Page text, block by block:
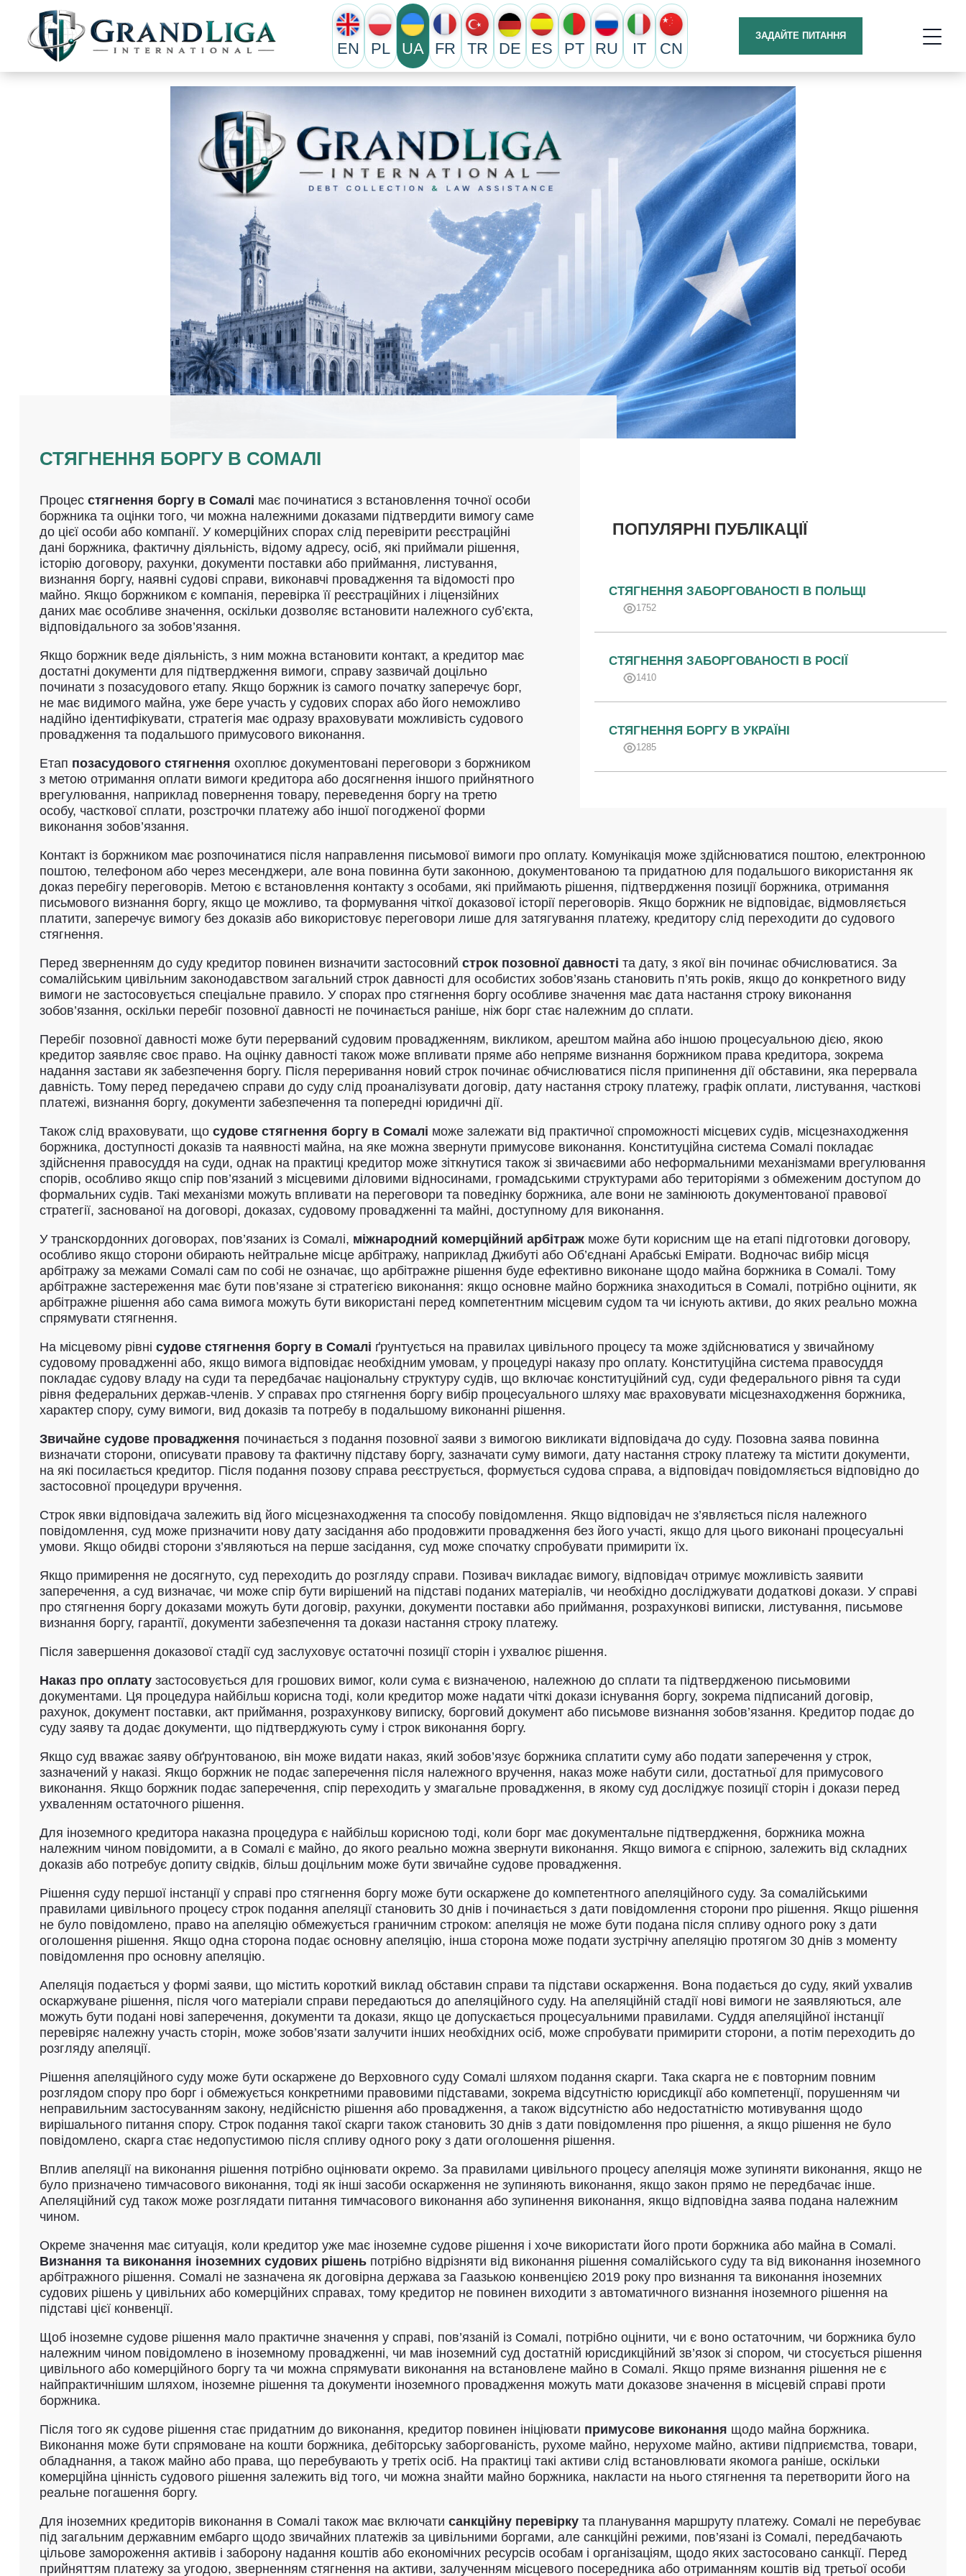
EN PL UA FR TR DE ES PT RU IT CN
ЗАДАЙТЕ ПИТАННЯ
ПОПУЛЯРНІ ПУБЛІКАЦІЇ
СТЯГНЕННЯ ЗАБОРГОВАНОСТІ В ПОЛЬЩІ
1752
СТЯГНЕННЯ ЗАБОРГОВАНОСТІ В РОСІЇ
1410
СТЯГНЕННЯ БОРГУ В УКРАЇНІ
1285
СТЯГНЕННЯ БОРГУ В СОМАЛІ
Процесстягнення боргу в Сомалі має починатися з встановлення точної особи
боржника та оцінки того, чи можна належними доказами підтвердити вимогу саме
до цієї особи або компанії. У комерційних спорах слід перевірити реєстраційні
дані боржника, фактичну діяльність, відому адресу, осіб, які приймали рішення,
історію договору, рахунки, документи поставки або приймання, листування,
визнання боргу, наявні судові справи, виконавчі провадження та відомості про
майно. Якщо боржником є компанія, перевірка її реєстраційних і ліцензійних
даних має особливе значення, оскільки дозволяє встановити належного суб’єкта,
відповідального за зобов’язання.
Якщо боржник веде діяльність, з ним можна встановити контакт, а кредитор має
достатні документи для підтвердження вимоги, справу зазвичай доцільно
починати з позасудового етапу. Якщо боржник із самого початку заперечує борг,
не має видимого майна, уже бере участь у судових спорах або його неможливо
надійно ідентифікувати, стратегія має одразу враховувати можливість судового
провадження та подальшого примусового виконання.
Етап позасудового стягнення охоплює документовані переговори з боржником
з метою отримання оплати вимоги кредитора або досягнення іншого прийнятного
врегулювання, наприклад повернення товару, переведення боргу на третю
особу, часткової сплати, розстрочки платежу або іншої погодженої форми
виконання зобов’язання.
Контакт із боржником має розпочинатися після направлення письмової вимоги про оплату. Комунікація може здійснюватися поштою, електронною
поштою, телефоном або через месенджери, але вона повинна бути законною, документованою та придатною для подальшого використання як
доказ перебігу переговорів. Метою є встановлення контакту з особами, які приймають рішення, підтвердження позиції боржника, отримання
письмового визнання боргу, якщо це можливо, та формування чіткої доказової історії переговорів. Якщо боржник не відповідає, відмовляється
платити, заперечує вимогу без доказів або використовує переговори лише для затягування платежу, кредитору слід переходити до судового
стягнення.
Перед зверненням до суду кредитор повинен визначити застосовнийстрок позовної давності та дату, з якої він починає обчислюватися. За
сомалійським цивільним законодавством загальний строк давності для особистих зобов’язань становить п’ять років, якщо до конкретного виду
вимоги не застосовується спеціальне правило. У спорах про стягнення боргу особливе значення має дата настання строку виконання
зобов’язання, оскільки перебіг позовної давності не починається раніше, ніж борг стає належним до сплати.
Перебіг позовної давності може бути перерваний судовим провадженням, викликом, арештом майна або іншою процесуальною дією, якою
кредитор заявляє своє право. На оцінку давності також може впливати пряме або непряме визнання боржником права кредитора, зокрема
надання застави як забезпечення боргу. Після переривання новий строк починає обчислюватися після припинення дії обставини, яка перервала
давність. Тому перед передачею справи до суду слід проаналізувати договір, дату настання строку платежу, графік оплати, листування, часткові
платежі, визнання боргу, документи забезпечення та попередні юридичні дії.
Також слід враховувати, щосудове стягнення боргу в Сомалі може залежати від практичної спроможності місцевих судів, місцезнаходження
боржника, доступності доказів та наявності майна, на яке можна звернути примусове виконання. Конституційна система Сомалі покладає
здійснення правосуддя на суди, однак на практиці кредитор може зіткнутися також зі звичаєвими або неформальними механізмами врегулювання
спорів, особливо якщо спір пов’язаний з місцевими діловими відносинами, громадськими структурами або територіями з обмеженим доступом до
формальних судів. Такі механізми можуть впливати на переговори та поведінку боржника, але вони не замінюють документованої правової
стратегії, заснованої на договорі, доказах, судовому провадженні та майні, доступному для виконання.
У транскордонних договорах, пов’язаних із Сомалі, міжнародний комерційний арбітраж може бути корисним ще на етапі підготовки договору,
особливо якщо сторони обирають нейтральне місце арбітражу, наприклад Джибуті або Об’єднані Арабські Емірати. Водночас вибір місця
арбітражу за межами Сомалі сам по собі не означає, що арбітражне рішення буде ефективно виконане щодо майна боржника в Сомалі. Тому
арбітражне застереження має бути пов’язане зі стратегією виконання: якщо основне майно боржника знаходиться в Сомалі, потрібно оцінити, як
арбітражне рішення або сама вимога можуть бути використані перед компетентним місцевим судом та чи існують активи, до яких реально можна
спрямувати стягнення.
На місцевому рівнісудове стягнення боргу в Сомалі ґрунтується на правилах цивільного процесу та може здійснюватися у звичайному
судовому провадженні або, якщо вимога відповідає необхідним умовам, у процедурі наказу про оплату. Конституційна система правосуддя
покладає судову владу на суди та передбачає національну структуру судів, що включає конституційний суд, суди федерального рівня та суди
рівня федеральних держав-членів. У справах про стягнення боргу вибір процесуального шляху має враховувати місцезнаходження боржника,
характер спору, суму вимоги, вид доказів та потребу в подальшому виконанні рішення.
Звичайне судове провадження починається з подання позовної заяви з вимогою викликати відповідача до суду. Позовна заява повинна
визначати сторони, описувати правову та фактичну підставу боргу, зазначати суму вимоги, дату настання строку платежу та містити документи,
на які посилається кредитор. Після подання позову справа реєструється, формується судова справа, а відповідач повідомляється відповідно до
застосовної процедури вручення.
Строк явки відповідача залежить від його місцезнаходження та способу повідомлення. Якщо відповідач не з’являється після належного
повідомлення, суд може призначити нову дату засідання або продовжити провадження без його участі, якщо для цього виконані процесуальні
умови. Якщо обидві сторони з’являються на перше засідання, суд може спочатку спробувати примирити їх.
Якщо примирення не досягнуто, суд переходить до розгляду справи. Позивач викладає вимогу, відповідач отримує можливість заявити
заперечення, а суд визначає, чи може спір бути вирішений на підставі поданих матеріалів, чи необхідно досліджувати додаткові докази. У справі
про стягнення боргу доказами можуть бути договір, рахунки, документи поставки або приймання, розрахункові виписки, листування, письмове
визнання боргу, гарантії, документи забезпечення та докази настання строку платежу.
Після завершення доказової стадії суд заслуховує остаточні позиції сторін і ухвалює рішення.
Наказ про оплату застосовується для грошових вимог, коли сума є визначеною, належною до сплати та підтвердженою письмовими
документами. Ця процедура найбільш корисна тоді, коли кредитор може надати чіткі докази існування боргу, зокрема підписаний договір,
рахунок, документ поставки, акт приймання, розрахункову виписку, борговий документ або письмове визнання зобов’язання. Кредитор подає до
суду заяву та додає документи, що підтверджують суму і строк виконання боргу.
Якщо суд вважає заяву обґрунтованою, він може видати наказ, який зобов’язує боржника сплатити суму або подати заперечення у строк,
зазначений у наказі. Якщо боржник не подає заперечення після належного вручення, наказ може набути сили, достатньої для примусового
виконання. Якщо боржник подає заперечення, спір переходить у змагальне провадження, в якому суд досліджує позиції сторін і докази перед
ухваленням остаточного рішення.
Для іноземного кредитора наказна процедура є найбільш корисною тоді, коли борг має документальне підтвердження, боржника можна
належним чином повідомити, а в Сомалі є майно, до якого реально можна звернути виконання. Якщо вимога є спірною, залежить від складних
доказів або потребує допиту свідків, більш доцільним може бути звичайне судове провадження.
Рішення суду першої інстанції у справі про стягнення боргу може бути оскаржене до компетентного апеляційного суду. За сомалійськими
правилами цивільного процесу строк подання апеляції становить 30 днів і починається з дати повідомлення сторони про рішення. Якщо рішення
не було повідомлено, право на апеляцію обмежується граничним строком: апеляція не може бути подана після спливу одного року з дати
оголошення рішення. Якщо одна сторона подає основну апеляцію, інша сторона може подати зустрічну апеляцію протягом 30 днів з моменту
повідомлення про основну апеляцію.
Апеляція подається у формі заяви, що містить короткий виклад обставин справи та підстави оскарження. Вона подається до суду, який ухвалив
оскаржуване рішення, після чого матеріали справи передаються до апеляційного суду. На апеляційній стадії нові вимоги не заявляються, але
можуть бути подані нові заперечення, документи та докази, якщо це допускається процесуальними правилами. Суддя апеляційної інстанції
перевіряє належну участь сторін, може зобов’язати залучити інших необхідних осіб, може спробувати примирити сторони, а потім переходить до
розгляду апеляції.
Рішення апеляційного суду може бути оскаржене до Верховного суду Сомалі шляхом подання скарги. Така скарга не є повторним повним
розглядом спору про борг і обмежується конкретними правовими підставами, зокрема відсутністю юрисдикції або компетенції, порушенням чи
неправильним застосуванням закону, недійсністю рішення або провадження, а також відсутністю або недостатністю мотивування щодо
вирішального питання спору. Строк подання такої скарги також становить 30 днів з дати повідомлення про рішення, а якщо рішення не було
повідомлено, скарга стає недопустимою після спливу одного року з дати оголошення рішення.
Вплив апеляції на виконання рішення потрібно оцінювати окремо. За правилами цивільного процесу апеляція може зупиняти виконання, якщо не
було призначено тимчасового виконання, тоді як інші засоби оскарження не зупиняють виконання, якщо закон прямо не передбачає інше.
Апеляційний суд також може розглядати питання тимчасового виконання або зупинення виконання, якщо відповідна заява подана належним
чином.
Окреме значення має ситуація, коли кредитор уже має іноземне судове рішення і хоче використати його проти боржника або майна в Сомалі.
Визнання та виконання іноземних судових рішень потрібно відрізняти від виконання рішення сомалійського суду та від виконання іноземного
арбітражного рішення. Сомалі не зазначена як договірна держава за Гаазькою конвенцією 2019 року про визнання та виконання іноземних
судових рішень у цивільних або комерційних справах, тому кредитор не повинен виходити з автоматичного визнання іноземного рішення на
підставі цієї конвенції.
Щоб іноземне судове рішення мало практичне значення у справі, пов’язаній із Сомалі, потрібно оцінити, чи є воно остаточним, чи боржника було
належним чином повідомлено в іноземному провадженні, чи мав іноземний суд достатній юрисдикційний зв’язок зі спором, чи стосується рішення
цивільного або комерційного боргу та чи можна спрямувати виконання на встановлене майно в Сомалі. Якщо пряме визнання рішення не є
найпрактичнішим шляхом, іноземне рішення та документи іноземного провадження можуть мати доказове значення в місцевій справі проти
боржника.
Після того як судове рішення стає придатним до виконання, кредитор повинен ініціювати примусове виконання щодо майна боржника.
Виконання може бути спрямоване на кошти боржника, дебіторську заборгованість, рухоме майно, нерухоме майно, активи підприємства, товари,
обладнання, а також майно або права, що перебувають у третіх осіб. На практиці такі активи слід встановлювати якомога раніше, оскільки
комерційна цінність судового рішення залежить від того, чи можна знайти майно боржника, накласти на нього стягнення та перетворити його на
реальне погашення боргу.
Для іноземних кредиторів виконання в Сомалі також має включатисанкційну перевірку та планування маршруту платежу. Сомалі не перебуває
під загальним державним ембарго щодо звичайних платежів за цивільними боргами, але санкційні режими, пов’язані із Сомалі, передбачають
цільове замороження активів і заборону надання коштів або економічних ресурсів особам і організаціям, щодо яких застосовано санкції. Перед
прийняттям платежу за угодою, зверненням стягнення на активи, залученням місцевого посередника або отриманням коштів від третьої особи